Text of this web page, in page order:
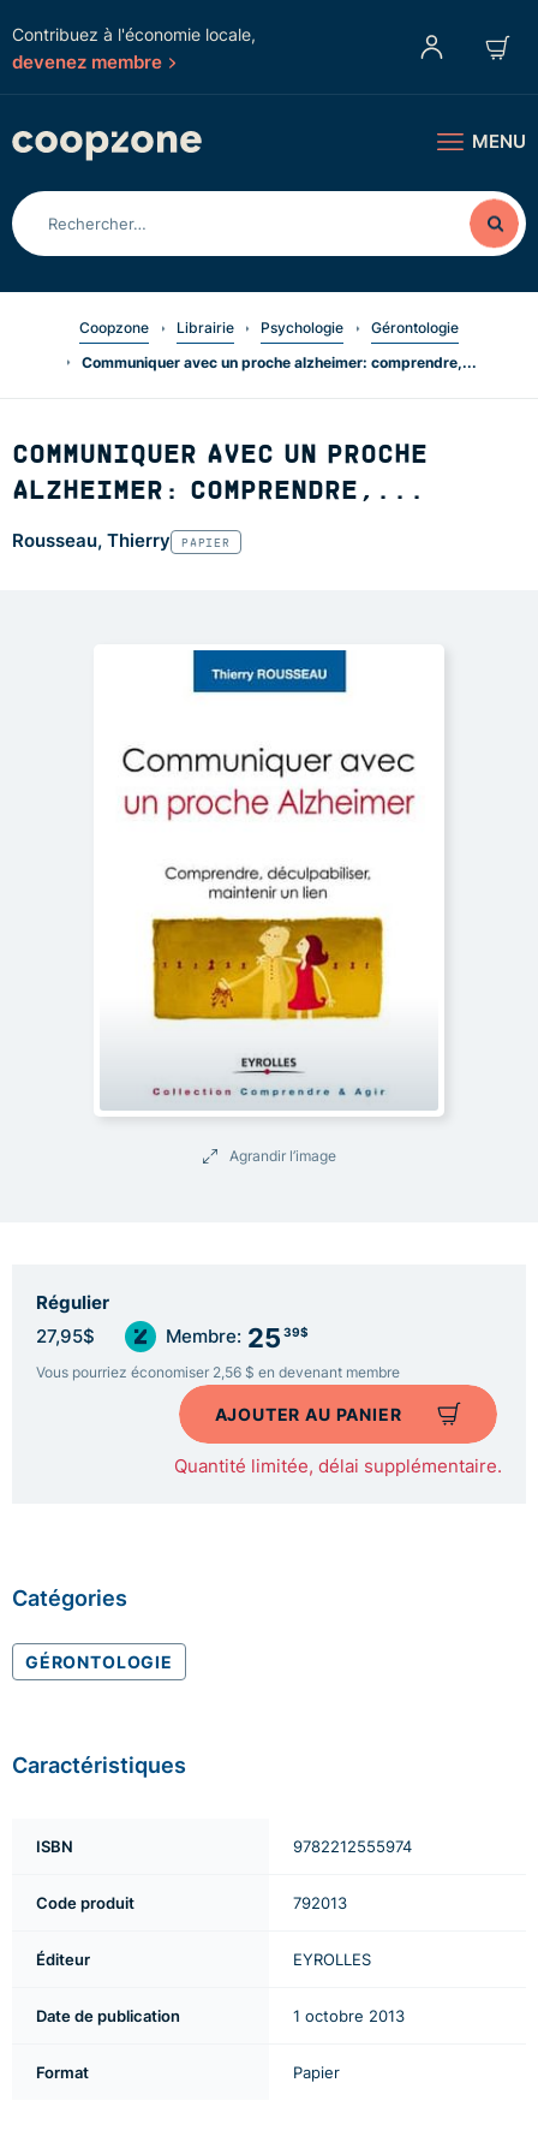
Contribuez à l'économie locale,
devenez membre
MENU
Coopzone Librairie Psychologie
Gérontologie
Communiquer avec un proche alzheimer: comprendre,...
COMMUNIQUER AVEC UN PROCHE
ALZHEIMER: COMPRENDRE,...
Rousseau, Thierry PAPIER
Agrandir l’image
Régulier
27,95$ Membre: 25 39$
Vous pourriez économiser 2,56 $ en devenant membre
AJOUTER AU PANIER
Quantité limitée, délai supplémentaire.
Catégories
GÉRONTOLOGIE
Caractéristiques
ISBN 9782212555974
Code produit 792013
Éditeur EYROLLES
Date de publication 1 octobre 2013
Format Papier